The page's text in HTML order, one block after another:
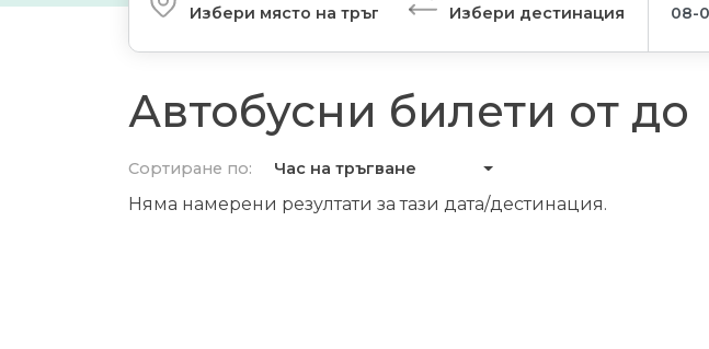
Избери място на тръгване Избери дестинация
Автобусни билети от до
Сортиране по: Час на тръгване
Няма намерени резултати за тази дата/дестинация.